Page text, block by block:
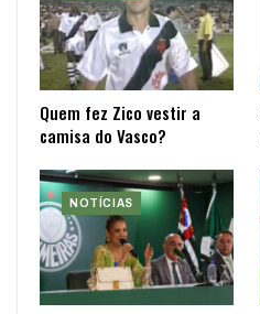
Quem fez Zico vestir a
camisa do Vasco?
NOTÍCIAS